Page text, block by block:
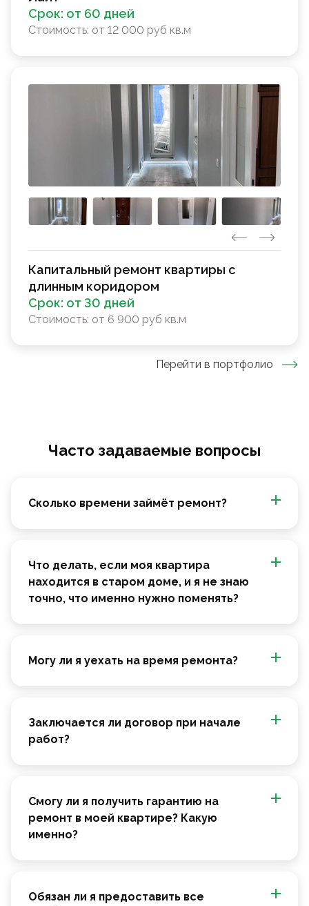
Срок: от 60 дней
Стоимость: от 12 000 руб кв.м
Капитальный ремонт квартиры с
длинным коридором
Срок: от 30 дней
Стоимость: от 6 900 руб кв.м
Перейти в портфолио
Часто задаваемые вопросы
Сколько времени займёт ремонт?
Что делать, если моя квартира
находится в старом доме, и я не знаю
точно, что именно нужно поменять?
Могу ли я уехать на время ремонта?
Заключается ли договор при начале
работ?
Смогу ли я получить гарантию на
ремонт в моей квартире? Какую
именно?
Обязан ли я предоставить все